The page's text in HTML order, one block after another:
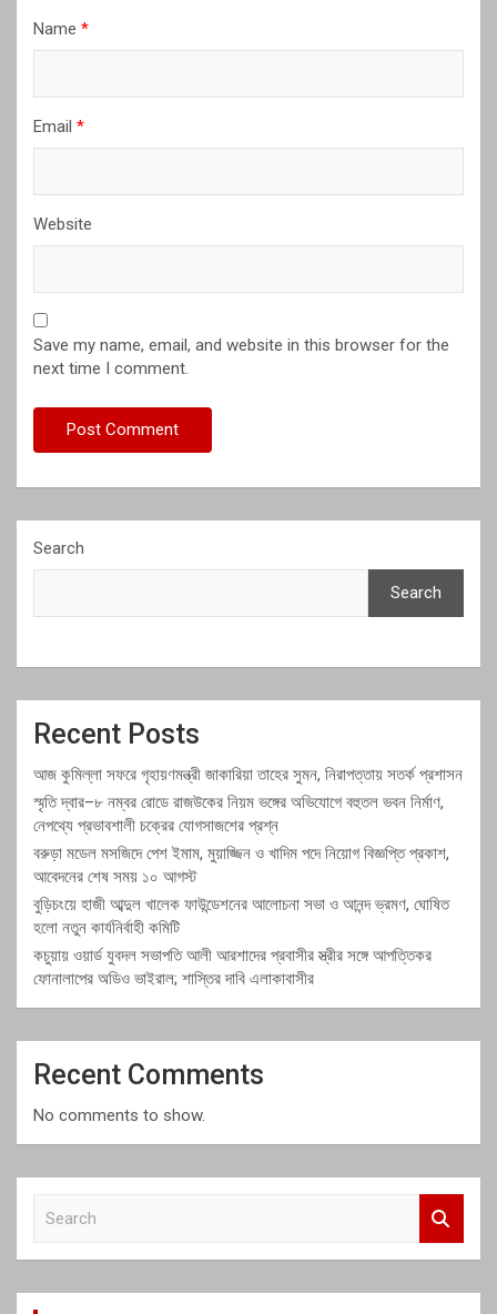
Name *
Email *
Website
Save my name, email, and website in this browser for the
next time I comment.
Search
Search
Recent Posts
আজ কুমিল্লা সফরে গৃহায়ণমন্ত্রী জাকারিয়া তাহের সুমন, নিরাপত্তায় সতর্ক প্রশাসন
স্মৃতি দ্বার–৮ নম্বর রোডে রাজউকের নিয়ম ভঙ্গের অভিযোগে বহুতল ভবন নির্মাণ,
নেপথ্যে প্রভাবশালী চক্রের যোগসাজশের প্রশ্ন
বরুড়া মডেল মসজিদে পেশ ইমাম, মুয়াজ্জিন ও খাদিম পদে নিয়োগ বিজ্ঞপ্তি প্রকাশ,
আবেদনের শেষ সময় ১০ আগস্ট
বুড়িচংয়ে হাজী আব্দুল খালেক ফাউন্ডেশনের আলোচনা সভা ও আনন্দ ভ্রমণ, ঘোষিত
হলো নতুন কার্যনির্বাহী কমিটি
কচুয়ায় ওয়ার্ড যুবদল সভাপতি আলী আরশাদের প্রবাসীর স্ত্রীর সঙ্গে আপত্তিকর
ফোনালাপের অডিও ভাইরাল; শাস্তির দাবি এলাকাবাসীর
Recent Comments
No comments to show.
c